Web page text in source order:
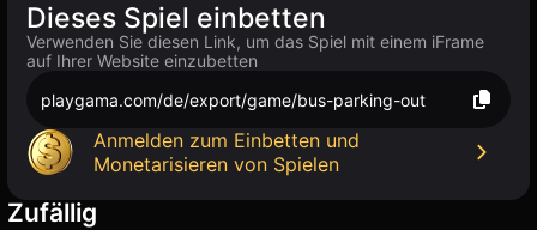
Dieses Spiel einbetten
Verwenden Sie diesen Link, um das Spiel mit einem iFrame
auf Ihrer Website einzubetten
playgama.com/de/export/game/bus-parking-out
Anmelden zum Einbetten und
Monetarisieren von Spielen
Zufällig